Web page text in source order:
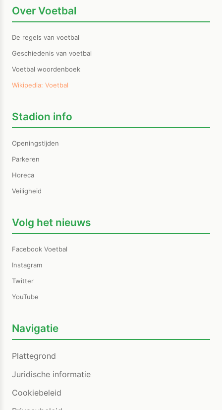
Over Voetbal
De regels van voetbal
Geschiedenis van voetbal
Voetbal woordenboek
Wikipedia: Voetbal
Stadion info
Openingstijden
Parkeren
Horeca
Veiligheid
Volg het nieuws
Facebook Voetbal
Instagram
Twitter
YouTube
Navigatie
Plattegrond
Juridische informatie
Cookiebeleid